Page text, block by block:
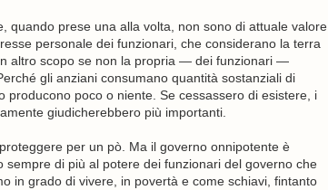
quando prese una alla volta, non sono di attuale valore
personale dei funzionari, che considerano la terra
altro scopo se non la propria — dei funzionari —
gli anziani consumano quantità sostanziali di
poco o niente. Se cessassero di esistere, i
giudicherebbero più importanti.
per un pò. Ma il governo onnipotente è
di più al potere dei funzionari del governo che
in grado di vivere, in povertà e come schiavi, fintanto